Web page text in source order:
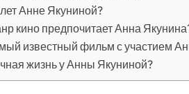
Анне Якуниной?
кино предпочитает Анна
известный фильм с участием
жизнь у Анны Якуниной?